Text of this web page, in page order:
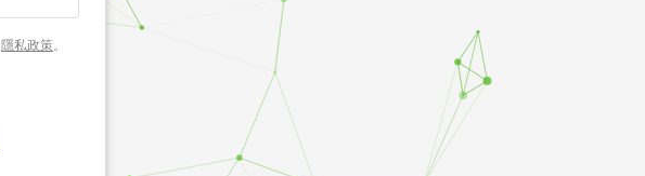
隱私政策。